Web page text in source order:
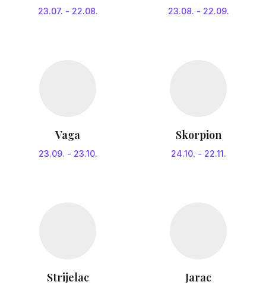
23.07. - 22.08. 23.08. - 22.09.
Vaga
23.09. - 23.10.
Skorpion
24.10. - 22.11.
Strijelac Jarac